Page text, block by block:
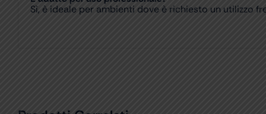
Sì, è ideale per ambienti dove è richiesto un utilizzo